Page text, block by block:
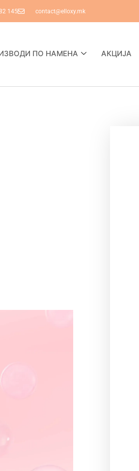
145 contact@elloxy.mk
ПО НАМЕНА АКЦИЈА